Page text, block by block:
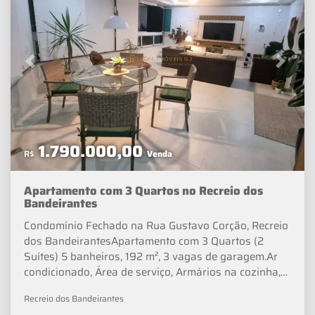
Previous Next
Apartamento com 3 Quartos no Recreio dos
Bandeirantes
Condomínio Fechado na Rua Gustavo Corção, Recreio
dos BandeirantesApartamento com 3 Quartos (2
Suítes) 5 banheiros, 192 m², 3 vagas de garagem.Ar
condicionado, Área de serviço, Armários na cozinha,
Varanda.Condomínio fechado, Elevador, Permitido
R$1.790.000,00Venda
Recreio dos Bandeirantes